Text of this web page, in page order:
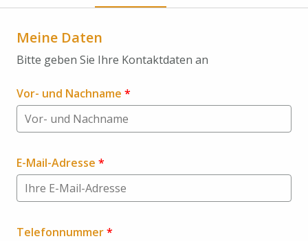
Meine Daten
Bitte geben Sie Ihre Kontaktdaten an
Vor- und Nachname *
E-Mail-Adresse *
Telefonnummer*